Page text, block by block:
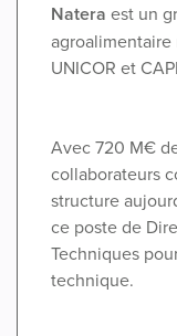
Natera est un
UNICOR et
Avec 720 M€
collaborateurs
structure
ce poste de
Techniques
technique.